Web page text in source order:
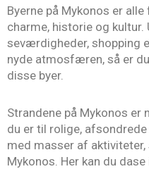
Byerne på Mykonos er
charme, historie og
seværdigheder, shopping
nyde atmosfæren, så er
disse byer.
Strandene på Mykonos
du er til rolige,
med masser af aktiviteter,
Mykonos. Her kan du